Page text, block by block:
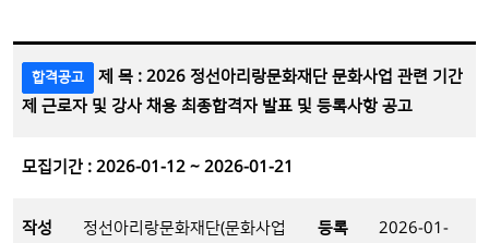
합격공고
제 목 : 2026 정선아리랑문화재단 문화사업 관련 기간
제 근로자 및 강사 채용 최종합격자 발표 및 등록사항 공고
모집기간 : 2026-01-12 ~ 2026-01-21
작성
정선아리랑문화재단(문화사업
등록
2026-01-